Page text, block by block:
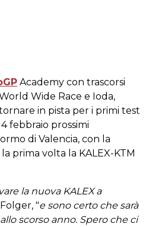
Academy con trascorsi
Wide Race e Ioda,
in pista per i primi test
febbraio prossimi
di Valencia, con la
prima volta la KALEX-KTM
la nuova KALEX a
"e sono certo che sarà
scorso anno. Spero che ci